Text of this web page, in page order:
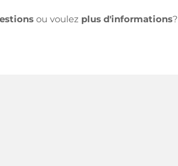
ou voulez plus d'informations?